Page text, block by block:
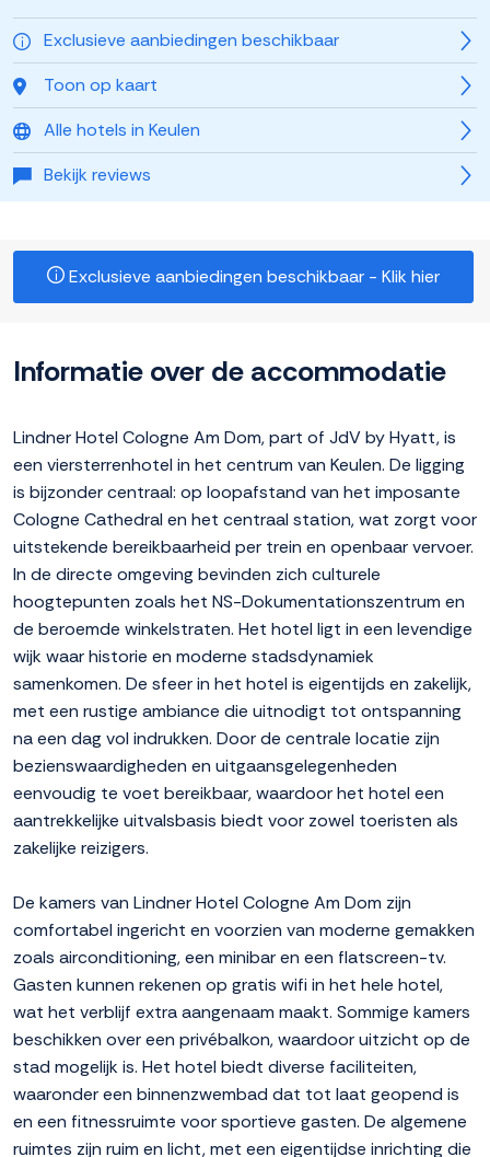
Exclusieve aanbiedingen beschikbaar
Toon op kaart
Alle hotels in Keulen
Bekijk reviews
Exclusieve aanbiedingen beschikbaar - Klik hier
Informatie over de accommodatie
Lindner Hotel Cologne Am Dom, part of JdV by Hyatt, is
een viersterrenhotel in het centrum van Keulen. De ligging
is bijzonder centraal: op loopafstand van het imposante
Cologne Cathedral en het centraal station, wat zorgt voor
uitstekende bereikbaarheid per trein en openbaar vervoer.
In de directe omgeving bevinden zich culturele
hoogtepunten zoals het NS-Dokumentationszentrum en
de beroemde winkelstraten. Het hotel ligt in een levendige
wijk waar historie en moderne stadsdynamiek
samenkomen. De sfeer in het hotel is eigentijds en zakelijk,
met een rustige ambiance die uitnodigt tot ontspanning
na een dag vol indrukken. Door de centrale locatie zijn
bezienswaardigheden en uitgaansgelegenheden
eenvoudig te voet bereikbaar, waardoor het hotel een
aantrekkelijke uitvalsbasis biedt voor zowel toeristen als
zakelijke reizigers.
De kamers van Lindner Hotel Cologne Am Dom zijn
comfortabel ingericht en voorzien van moderne gemakken
zoals airconditioning, een minibar en een flatscreen-tv.
Gasten kunnen rekenen op gratis wifi in het hele hotel,
wat het verblijf extra aangenaam maakt. Sommige kamers
beschikken over een privébalkon, waardoor uitzicht op de
stad mogelijk is. Het hotel biedt diverse faciliteiten,
waaronder een binnenzwembad dat tot laat geopend is
en een fitnessruimte voor sportieve gasten. De algemene
ruimtes zijn ruim en licht, met een eigentijdse inrichting die